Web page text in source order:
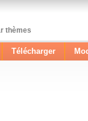
thèmes
Télécharger